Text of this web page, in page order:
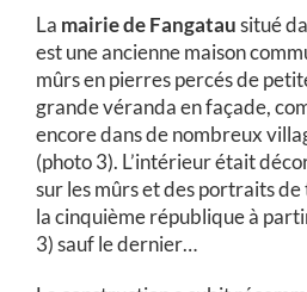
La mairie de Fangatausitué
est une ancienne maison
mûrs en pierres percés de
grande véranda en façade,
encore dans de nombreux
(photo 3). L’intérieur était
sur les mûrs et des portraits
la cinquième république à
3) sauf le dernier…